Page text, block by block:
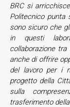
BRC si
Politecnico punta
sono sicuro che
in questi
collaborazione
anche di offrire
del lavoro per i
progetto della
sulla
trasferimento